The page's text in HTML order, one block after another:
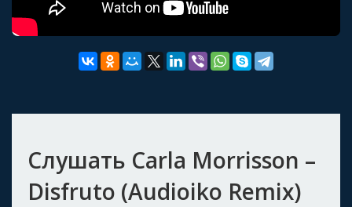
Слушать Carla Morrisson –
Disfruto (Audioiko Remix)